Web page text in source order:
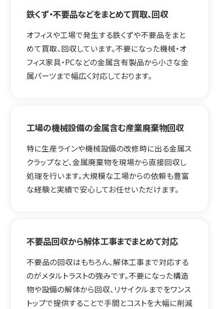
鉄くず・不要品などをまとめて買取、回収
オフィスや工場で発生する鉄くずや不要品をまと
めて買取、回収しています。不要になった機械・オ
フィス家具・PCなどの金属含有製品から小さな金
属パーツまで幅広く対応しております。
工場の機械設備の金属含む産業廃棄物回収
特に生産ラインや機械設備の改修時に出る金属ス
クラップなど、金属廃棄物を現場から直接回収し
処理を行います。大規模な工場からの依頼も豊富
な経験と実績で安心してお任せいただけます。
不要品回収から解体工事までまとめて対応
不要品の回収はもちろん、解体工事まで対応する
のがメタルトラストの強みです。不要になった構造
物や設備の解体から回収、リサイクルまでをワンス
トップで提供することで手間とコストを大幅に削減